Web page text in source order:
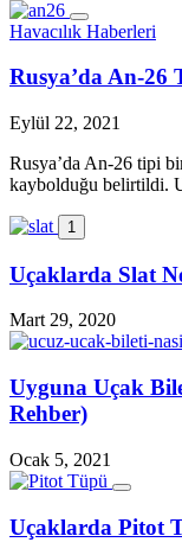
Havacılık Haberleri
Rusya’da An-
Eylül 22, 2021
Rusya’da An-26 tipi
kaybolduğu belirtildi.
1
Uçaklarda Slat
Mart 29, 2020
Uyguna Uçak
Rehber)
Ocak 5, 2021
Uçaklarda Pitot